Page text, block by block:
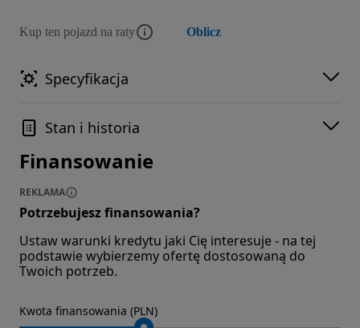
Kup ten pojazd na raty Oblicz
Specyfikacja
Stan i historia
Finansowanie
REKLAMA
Potrzebujesz finansowania?
Ustaw warunki kredytu jaki Cię interesuje - na tej
podstawie wybierzemy ofertę dostosowaną do
Twoich potrzeb.
Kwota finansowania (PLN)